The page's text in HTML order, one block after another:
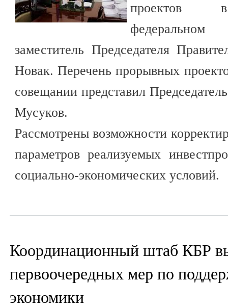
проектов в
заместитель Председателя
Новак. Перечень прорывных
совещании представил
Мусуков.
Рассмотрены возможности
параметров реализуемых
социально-экономических условий.
Координационный штаб КБР
первоочередных мер по
экономики